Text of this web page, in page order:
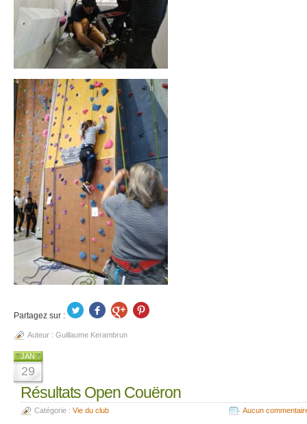
Partagez sur :
Auteur : Guillaume Kerambrun
JAN
29
Résultats Open Couëron
Catégorie : Vie du club Aucun